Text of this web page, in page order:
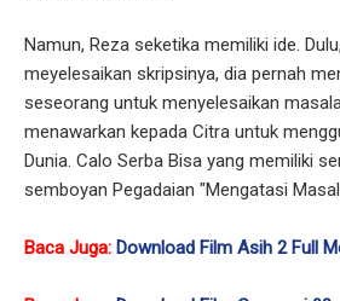
Namun, Reza seketika memiliki ide.
meyelesaikan skripsinya, dia pernah
seseorang untuk menyelesaikan
menawarkan kepada Citra untuk
Dunia. Calo Serba Bisa yang memiliki
semboyan Pegadaian "Mengatasi
Baca Juga: Download Film Asih 2 Full